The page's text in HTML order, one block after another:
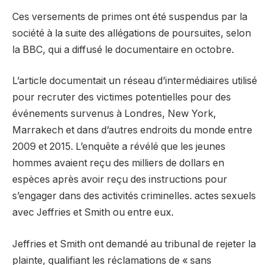
Ces versements de primes ont été suspendus par la
société à la suite des allégations de poursuites, selon
la BBC, qui a diffusé le documentaire en octobre.
L’article documentait un réseau d’intermédiaires utilisé
pour recruter des victimes potentielles pour des
événements survenus à Londres, New York,
Marrakech et dans d’autres endroits du monde entre
2009 et 2015. L’enquête a révélé que les jeunes
hommes avaient reçu des milliers de dollars en
espèces après avoir reçu des instructions pour
s’engager dans des activités criminelles. actes sexuels
avec Jeffries et Smith ou entre eux.
Jeffries et Smith ont demandé au tribunal de rejeter la
plainte, qualifiant les réclamations de « sans